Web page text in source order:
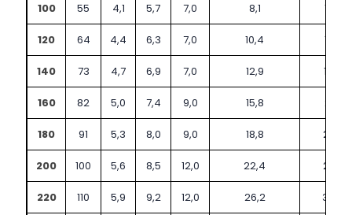
100 55 4,1 5,7 7,0 8,1 10,3
120 64 4,4 6,3 7,0 10,4 13,2
140 73 4,7 6,9 7,0 12,9 16,4
160 82 5,0 7,4 9,0 15,8 20,1
180 91 5,3 8,0 9,0 18,8 23,9
200 100 5,6 8,5 12,0 22,4 28,5
220 110 5,9 9,2 12,0 26,2 33,4